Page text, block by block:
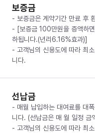
보증금
- 보증금은 계약기간 만료 후
- [보증금 100만원을 증액하
하됩니다.(년리6.16%효과)]
- 고객님의 신용도에 따라 최
니다.
선납금
- 매월 납입하는 대여료를 대
니다. (선납금은 매 월 일정 금
- 고객님의 신용도에 따라 최